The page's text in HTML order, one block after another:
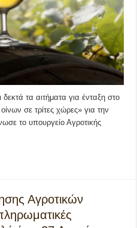
τα αιτήματα για ένταξη στο
σε τρίτες χώρες» για την
το υπουργείο Αγροτικής
Αγροτικών